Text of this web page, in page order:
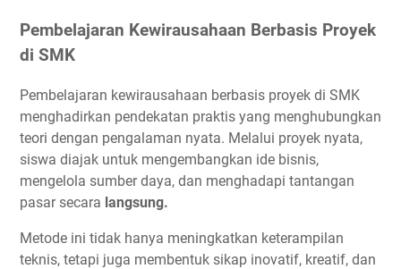
Pembelajaran Kewirausahaan Berbasis Proyek
di SMK
Pembelajaran kewirausahaan berbasis proyek di SMK
menghadirkan pendekatan praktis yang menghubungkan
teori dengan pengalaman nyata. Melalui proyek nyata,
siswa diajak untuk mengembangkan ide bisnis,
mengelola sumber daya, dan menghadapi tantangan
pasar secara langsung.
Metode ini tidak hanya meningkatkan keterampilan
teknis, tetapi juga membentuk sikap inovatif, kreatif, dan